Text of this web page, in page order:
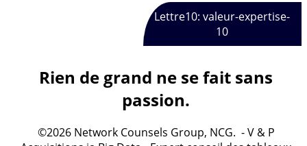
Lettre10: valeur-expertise-
10
Rien de grand ne se fait sans
passion.
©2026 Network Counsels Group, NCG. - V & P